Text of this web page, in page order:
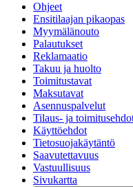
Ohjeet
Ensitilaajan pikaopas
Myymälänouto
Palautukset
Reklamaatio
Takuu ja huolto
Toimitustavat
Maksutavat
Asennuspalvelut
Tilaus- ja
Käyttöehdot
Tietosuojakäytäntö
Saavutettavuus
Vastuullisuus
Sivukartta